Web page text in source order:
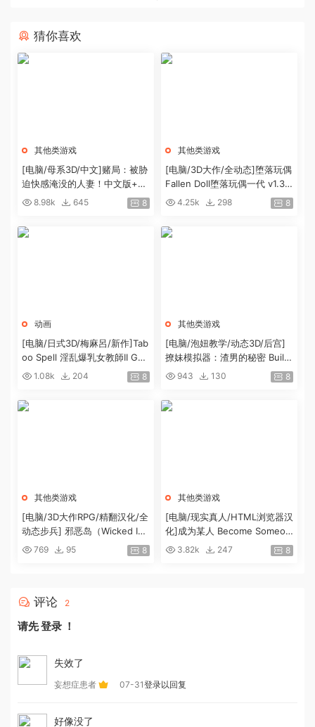
猜你喜欢
其他类游戏
[电脑/母系3D/中文]赌局：被胁
迫快感淹没的人妻！中文版+前
作+动画全集[5.7G]
8.98k 645 8
其他类游戏
[电脑/3D大作/全动态]堕落玩偶
Fallen Doll堕落玩偶一代 v1.31
破解版[2G]
4.25k 298 8
动画
[电脑/日式3D/梅麻呂/新作]Tab
oo Spell 淫乱爆乳女教師II GA
ME版 官中版+去码动画[6.40
1.08k 204 8
其他类游戏
[电脑/泡妞教学/动态3D/后宫]
撩妹模拟器：渣男的秘密 Build.
15822004 官中[2.7G]
943 130 8
其他类游戏
[电脑/3D大作RPG/精翻汉化/全
动态步兵] 邪恶岛（Wicked Isla
nd）TT君精修汉化版 97%完整
769 95 8
其他类游戏
[电脑/现实真人/HTML浏览器汉
化]成为某人 Become Someon
e v1.87[11G]
3.82k 247 8
评论 2
请先登录 ！
失效了
妄想症患者 07-31登录以回复
好像没了